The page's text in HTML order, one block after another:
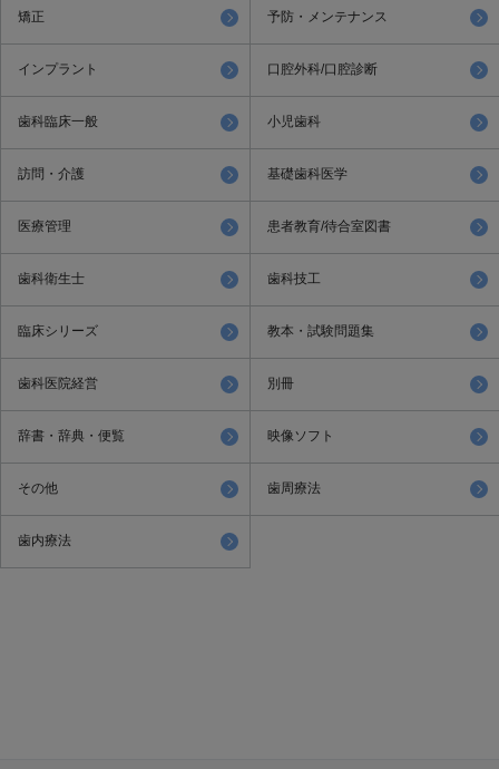
矯正 予防・メンテナンス
インプラント 口腔外科/口腔診断
歯科臨床一般 小児歯科
訪問・介護 基礎歯科医学
医療管理 患者教育/待合室図書
歯科衛生士 歯科技工
臨床シリーズ 教本・試験問題集
歯科医院経営 別冊
辞書・辞典・便覧 映像ソフト
その他 歯周療法
歯内療法